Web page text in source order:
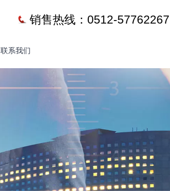
销售热线：0512-57762267
联系我们